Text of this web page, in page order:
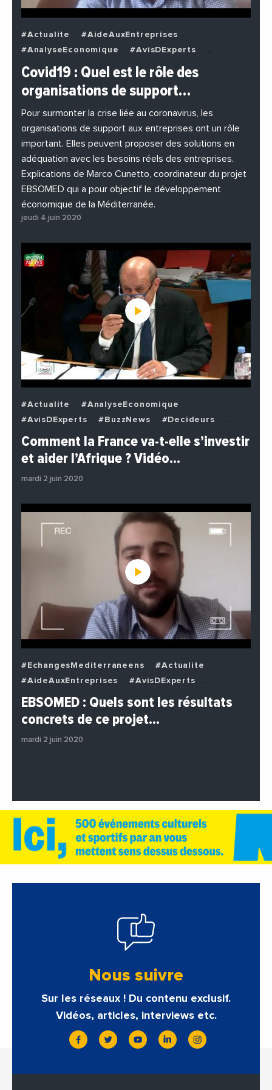
#Actualite
#AideAuxEntreprises
#AnalyseEconomique
#AvisDExperts
#BuzzNews
#Decideurs
#EchangesMediterraneens
#Economie
#EnDirectDe
#Entreprises
#Institutions
#PhotosEtVideos
Covid19 : Quel est le rôle des
organisations de support…
Pour surmonter la crise liée au coronavirus, les
organisations de support aux entreprises ont un rôle
important. Elles peuvent proposer des solutions en
adéquation avec les besoins réels des entreprises.
Explications de Marco Cunetto, coordinateur du projet
EBSOMED qui a pour objectif le développement
économique de la Méditerranée.
jeudi 4 juin 2020
#Actualite
#AnalyseEconomique
#AvisDExperts
#BuzzNews
#Decideurs
#EchangesMediterraneens
#Economie
#Politique
Comment la France va-t-elle s’investir
et aider l’Afrique ? Vidéo…
mardi 2 juin 2020
#EchangesMediterraneens
#Actualite
#AideAuxEntreprises
#AvisDExperts
#BuzzNews
#Decideurs
#Entreprises
#Institutions
EBSOMED : Quels sont les résultats
concrets de ce projet…
mardi 2 juin 2020
Nous suivre
Sur les réseaux ! Du contenu exclusif.
Vidéos, articles, interviews etc.